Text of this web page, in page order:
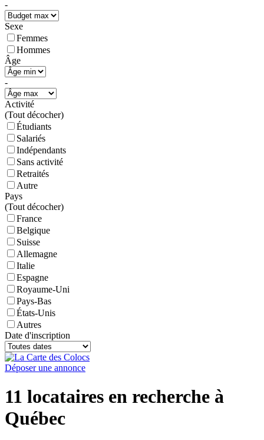
-
Sexe
Femmes
Hommes
Âge
-
Activité
(Tout décocher)
Étudiants
Salariés
Indépendants
Sans activité
Retraités
Autre
Pays
(Tout décocher)
France
Belgique
Suisse
Allemagne
Italie
Espagne
Royaume-Uni
Pays-Bas
États-Unis
Autres
Date d'inscription
Déposer une annonce
11 locataires en recherche à
Québec